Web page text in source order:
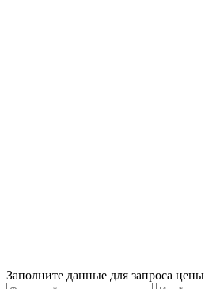
Заполните данные для запроса цены